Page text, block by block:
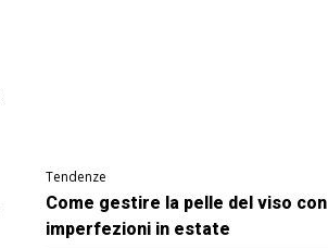
Tendenze
Come gestire la pelle del viso con
imperfezioni in estate